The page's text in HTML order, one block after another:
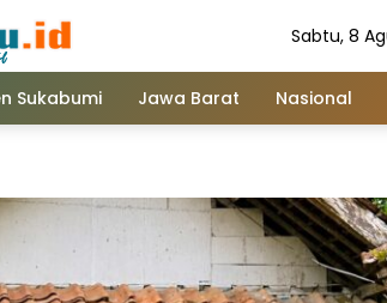
Sabtu, 8
Sukabumi Jawa Barat Nasional